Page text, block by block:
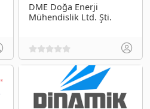
DME Doğa Enerji
Mühendislik Ltd. Şti.